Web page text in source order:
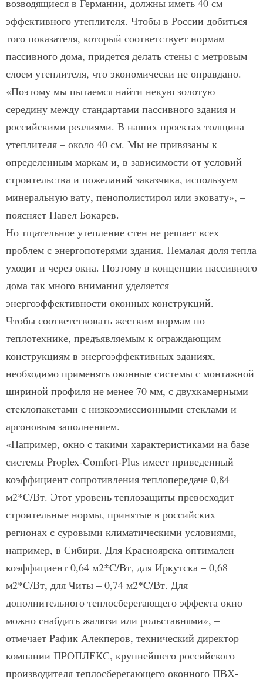
возводящиеся в Германии, должны иметь 40 см
эффективного утеплителя. Чтобы в России добиться
того показателя, который соответствует нормам
пассивного дома, придется делать стены с метровым
слоем утеплителя, что экономически не оправдано.
«Поэтому мы пытаемся найти некую золотую
середину между стандартами пассивного здания и
российскими реалиями. В наших проектах толщина
утеплителя – около 40 см. Мы не привязаны к
определенным маркам и, в зависимости от условий
строительства и пожеланий заказчика, используем
минеральную вату, пенополистирол или эковату», –
поясняет Павел Бокарев.
Но тщательное утепление стен не решает всех
проблем с энергопотерями здания. Немалая доля тепла
уходит и через окна. Поэтому в концепции пассивного
дома так много внимания уделяется
энергоэффективности оконных конструкций.
Чтобы соответствовать жестким нормам по
теплотехнике, предъявляемым к ограждающим
конструкциям в энергоэффективных зданиях,
необходимо применять оконные системы с монтажной
шириной профиля не менее 70 мм, с двухкамерными
стеклопакетами с низкоэмиссионными стеклами и
аргоновым заполнением.
«Например, окно с такими характеристиками на базе
системы Proplex-Comfort-Plus имеет приведенный
коэффициент сопротивления теплопередаче 0,84
м2*C/Вт. Этот уровень теплозащиты превосходит
строительные нормы, принятые в российских
регионах с суровыми климатическими условиями,
например, в Сибири. Для Красноярска оптимален
коэффициент 0,64 м2*C/Вт, для Иркутска – 0,68
м2*C/Вт, для Читы – 0,74 м2*C/Вт. Для
дополнительного теплосберегающего эффекта окно
можно снабдить жалюзи или рольставнями», –
отмечает Рафик Алекперов, технический директор
компании ПРОПЛЕКС, крупнейшего российского
производителя теплосберегающего оконного ПВХ-